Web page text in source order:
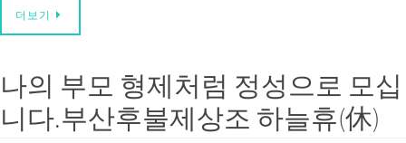
더보기
나의 부모 형제처럼 정성으로 모십
니다.부산후불제상조 하늘휴(休)